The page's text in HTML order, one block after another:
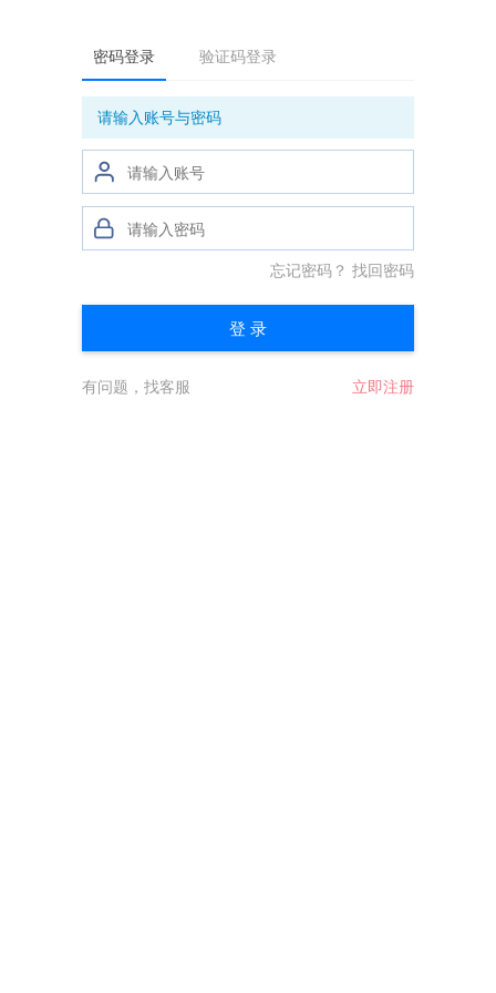
密码登录 验证码登录
请输入账号与密码
忘记密码？ 找回密码
登 录
有问题，找客服 立即注册